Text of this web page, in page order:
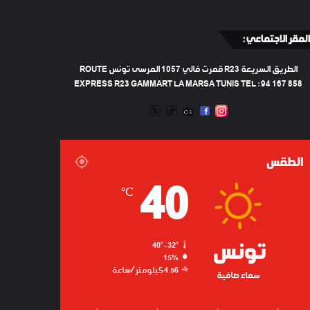
JOURNÉE
TRANSPORTEURS
المقر الاجتماعي :
الطريق السريعة R23 قمرت فالي 1057 المرسى تونس ROUTE
EXPRESS R23 GAMMART LA MARSA TUNIS TEL : 94 167 858
INSTAGRAM
FACEBOOK
RADIO
TIKTOK
الطقس
تونس
سماء صافية
40
℃
15%
4.56 كيلومتر/ساعة